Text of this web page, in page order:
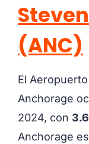
(ANC)
El
Anchorage
2024, con
Anchorage